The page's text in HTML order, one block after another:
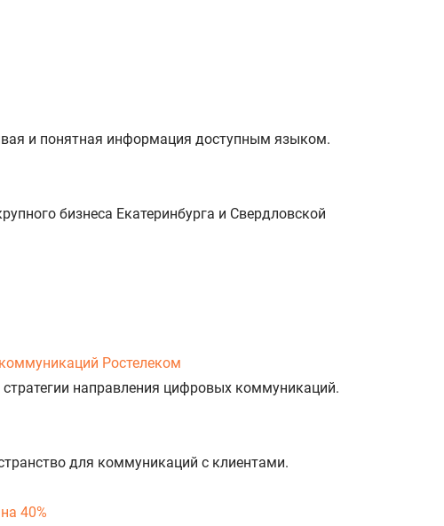
и понятная информация доступным языком.
бизнеса Екатеринбурга и Свердловской
Ростелеком
направления цифровых коммуникаций.
для коммуникаций с клиентами.
40%